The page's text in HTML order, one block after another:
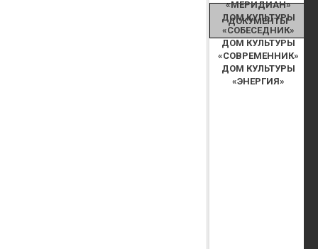
«МЕРИДИАН»
ДОМ КУЛЬТУРЫ
«СОБЕСЕДНИК»
ДОМ КУЛЬТУРЫ
«СОВРЕМЕННИК»
ДОМ КУЛЬТУРЫ
«ЭНЕРГИЯ»
ДОКУМЕНТЫ